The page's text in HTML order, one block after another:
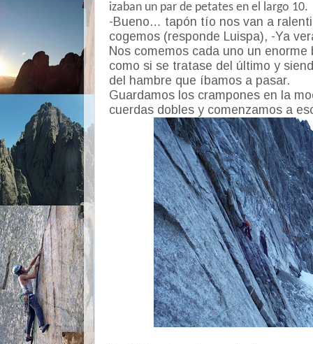
izaban un par de petates en el largo 10.
-Bueno… tapón tío nos van a
cogemos (responde Luispa), -Ya
Nos comemos cada uno un
como si se tratase del último y
del hambre que íbamos a pasar.
Guardamos los crampones en la
cuerdas dobles y comenzamos a